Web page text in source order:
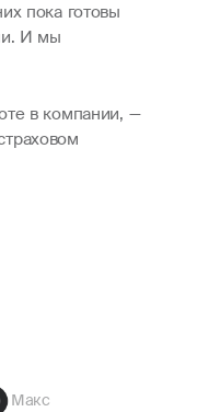
пока готовы
И мы
в компании, —
Макс